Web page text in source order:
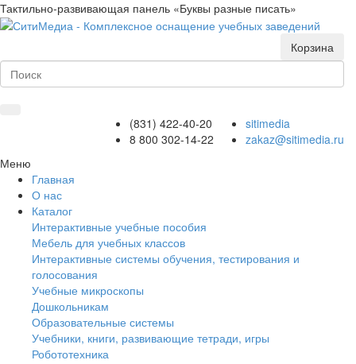
Тактильно-развивающая панель «Буквы разные писать»
Корзина
sitimedia
zakaz@sitimedia.ru
(831) 422-40-20
8 800 302-14-22
Меню
Главная
О нас
Каталог
Интерактивные учебные пособия
Мебель для учебных классов
Интерактивные системы обучения, тестирования и
голосования
Учебные микроскопы
Дошкольникам
Образовательные системы
Учебники, книги, развивающие тетради, игры
Робототехника